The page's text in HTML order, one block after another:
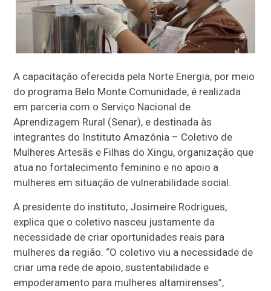
A capacitação oferecida pela Norte Energia, por meio
do programa Belo Monte Comunidade, é realizada
em parceria com o Serviço Nacional de
Aprendizagem Rural (Senar), e destinada às
integrantes do Instituto Amazônia – Coletivo de
Mulheres Artesãs e Filhas do Xingu, organização que
atua no fortalecimento feminino e no apoio a
mulheres em situação de vulnerabilidade social.
A presidente do instituto, Josimeire Rodrigues,
explica que o coletivo nasceu justamente da
necessidade de criar oportunidades reais para
mulheres da região. “O coletivo viu a necessidade de
criar uma rede de apoio, sustentabilidade e
empoderamento para mulheres altamirenses”,